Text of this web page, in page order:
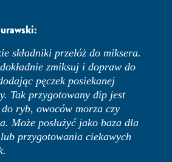
składniki przełóż do miksera.
dokładnie zmiksuj i dopraw do
pęczek posiekanej
Tak przygotowany dip jest
ryb, owoców morza czy
Może posłużyć jako baza dla
lub przygotowania ciekawych